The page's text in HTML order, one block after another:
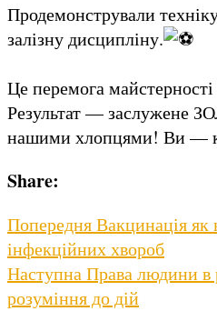
Продемонстрували
залізну дисципліну.
Це перемога
Результат — заслужене
нашими хлопцями! Ви —
Share:
Навігація
записів
ПопередняPrevious
post:
Вакцинація як
інфекційних хвороб
НаступнаNext
post:
Права людини в
розуміння до дій